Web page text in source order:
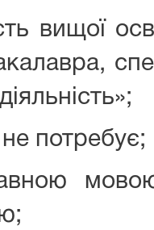
вищої
потребує;